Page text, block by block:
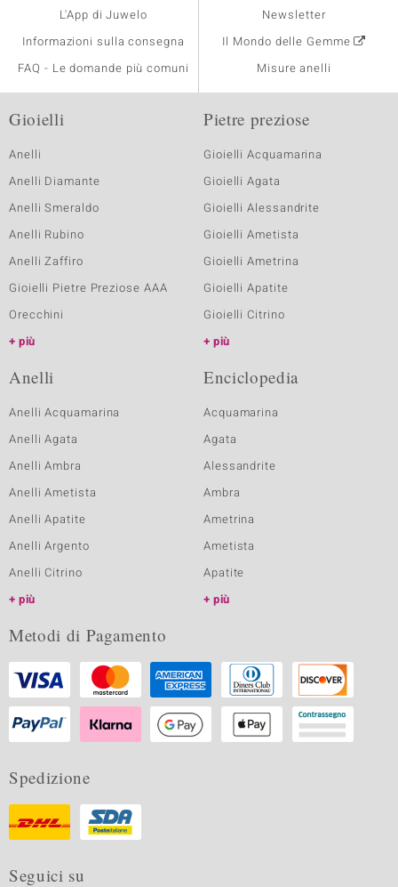
L'App di Juwelo
Informazioni sulla consegna
FAQ - Le domande più comuni
Newsletter
Il Mondo delle Gemme
Misure anelli
Gioielli
Anelli
Anelli Diamante
Anelli Smeraldo
Anelli Rubino
Anelli Zaffiro
Gioielli Pietre Preziose AAA
Orecchini
più
Pietre preziose
Gioielli Acquamarina
Gioielli Agata
Gioielli Alessandrite
Gioielli Ametista
Gioielli Ametrina
Gioielli Apatite
Gioielli Citrino
più
Anelli
Anelli Acquamarina
Anelli Agata
Anelli Ambra
Anelli Ametista
Anelli Apatite
Anelli Argento
Anelli Citrino
più
Enciclopedia
Acquamarina
Agata
Alessandrite
Ambra
Ametrina
Ametista
Apatite
più
Metodi di Pagamento
Spedizione
Seguici su